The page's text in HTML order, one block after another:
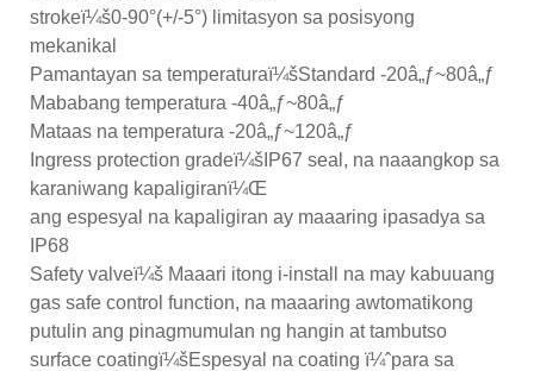
strokeï¼š0-90°(+/-5°) limitasyon sa posisyong
mekanikal
Pamantayan sa temperaturaï¼šStandard -20â„ƒ~80â„ƒ
Mababang temperatura -40â„ƒ~80â„ƒ
Mataas na temperatura -20â„ƒ~120â„ƒ
Ingress protection gradeï¼šIP67 seal, na naaangkop sa
karaniwang kapaligiranï¼Œ
ang espesyal na kapaligiran ay maaaring ipasadya sa
IP68
Safety valveï¼š Maaari itong i-install na may kabuuang
gas safe control function, na maaaring awtomatikong
putulin ang pinagmumulan ng hangin at tambutso
surface coatingï¼šEspesyal na coating ï¼ˆpara sa